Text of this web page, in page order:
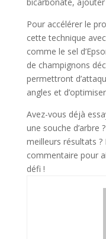
Pour accélérer le
cette technique
comme le sel
de champignons
permettront
angles et
Avez-vous déjà
une souche d’arbre
meilleurs résultats
commentaire pour
défi !